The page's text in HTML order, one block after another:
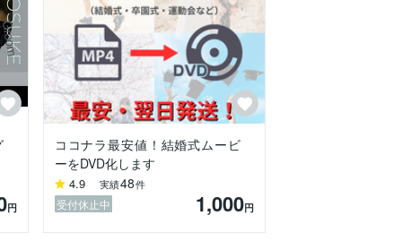
円
ココナラ最安値！結婚式ムービ
ーをDVD化します
4.9 実績48件
受付休止中 1,000円